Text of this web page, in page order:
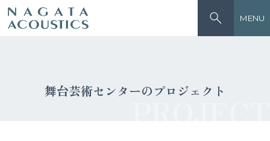
MENU
舞台芸術センターのプロジェクト